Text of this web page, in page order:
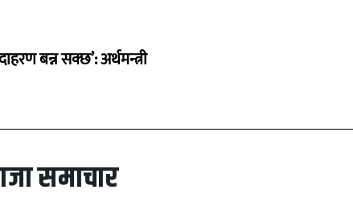
बन्न सक्छ’: अर्थमन्त्री
समाचार